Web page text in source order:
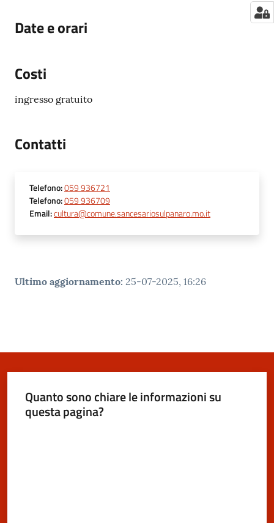
Date e orari
Costi
ingresso gratuito
Contatti
Telefono:059 936721
Telefono:059 936709
Email:cultura@comune.sancesariosulpanaro.mo.it
Ultimo aggiornamento: 25-07-2025, 16:26
Quanto sono chiare le informazioni su
questa pagina?